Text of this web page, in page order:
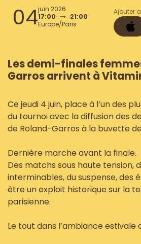
04juin 2026
17:00
21:00
Europe/Paris
Ajouter
Les demi-finales
Garros arrivent à
Ce jeudi 4 juin, place à l’un des
du tournoi avec la diffusion des
de Roland-Garros à la buvette
Dernière marche avant la finale.
Des matchs sous haute tension,
interminables, du suspense, des
être un exploit historique sur la
parisienne.
Le tout dans l’ambiance estivale